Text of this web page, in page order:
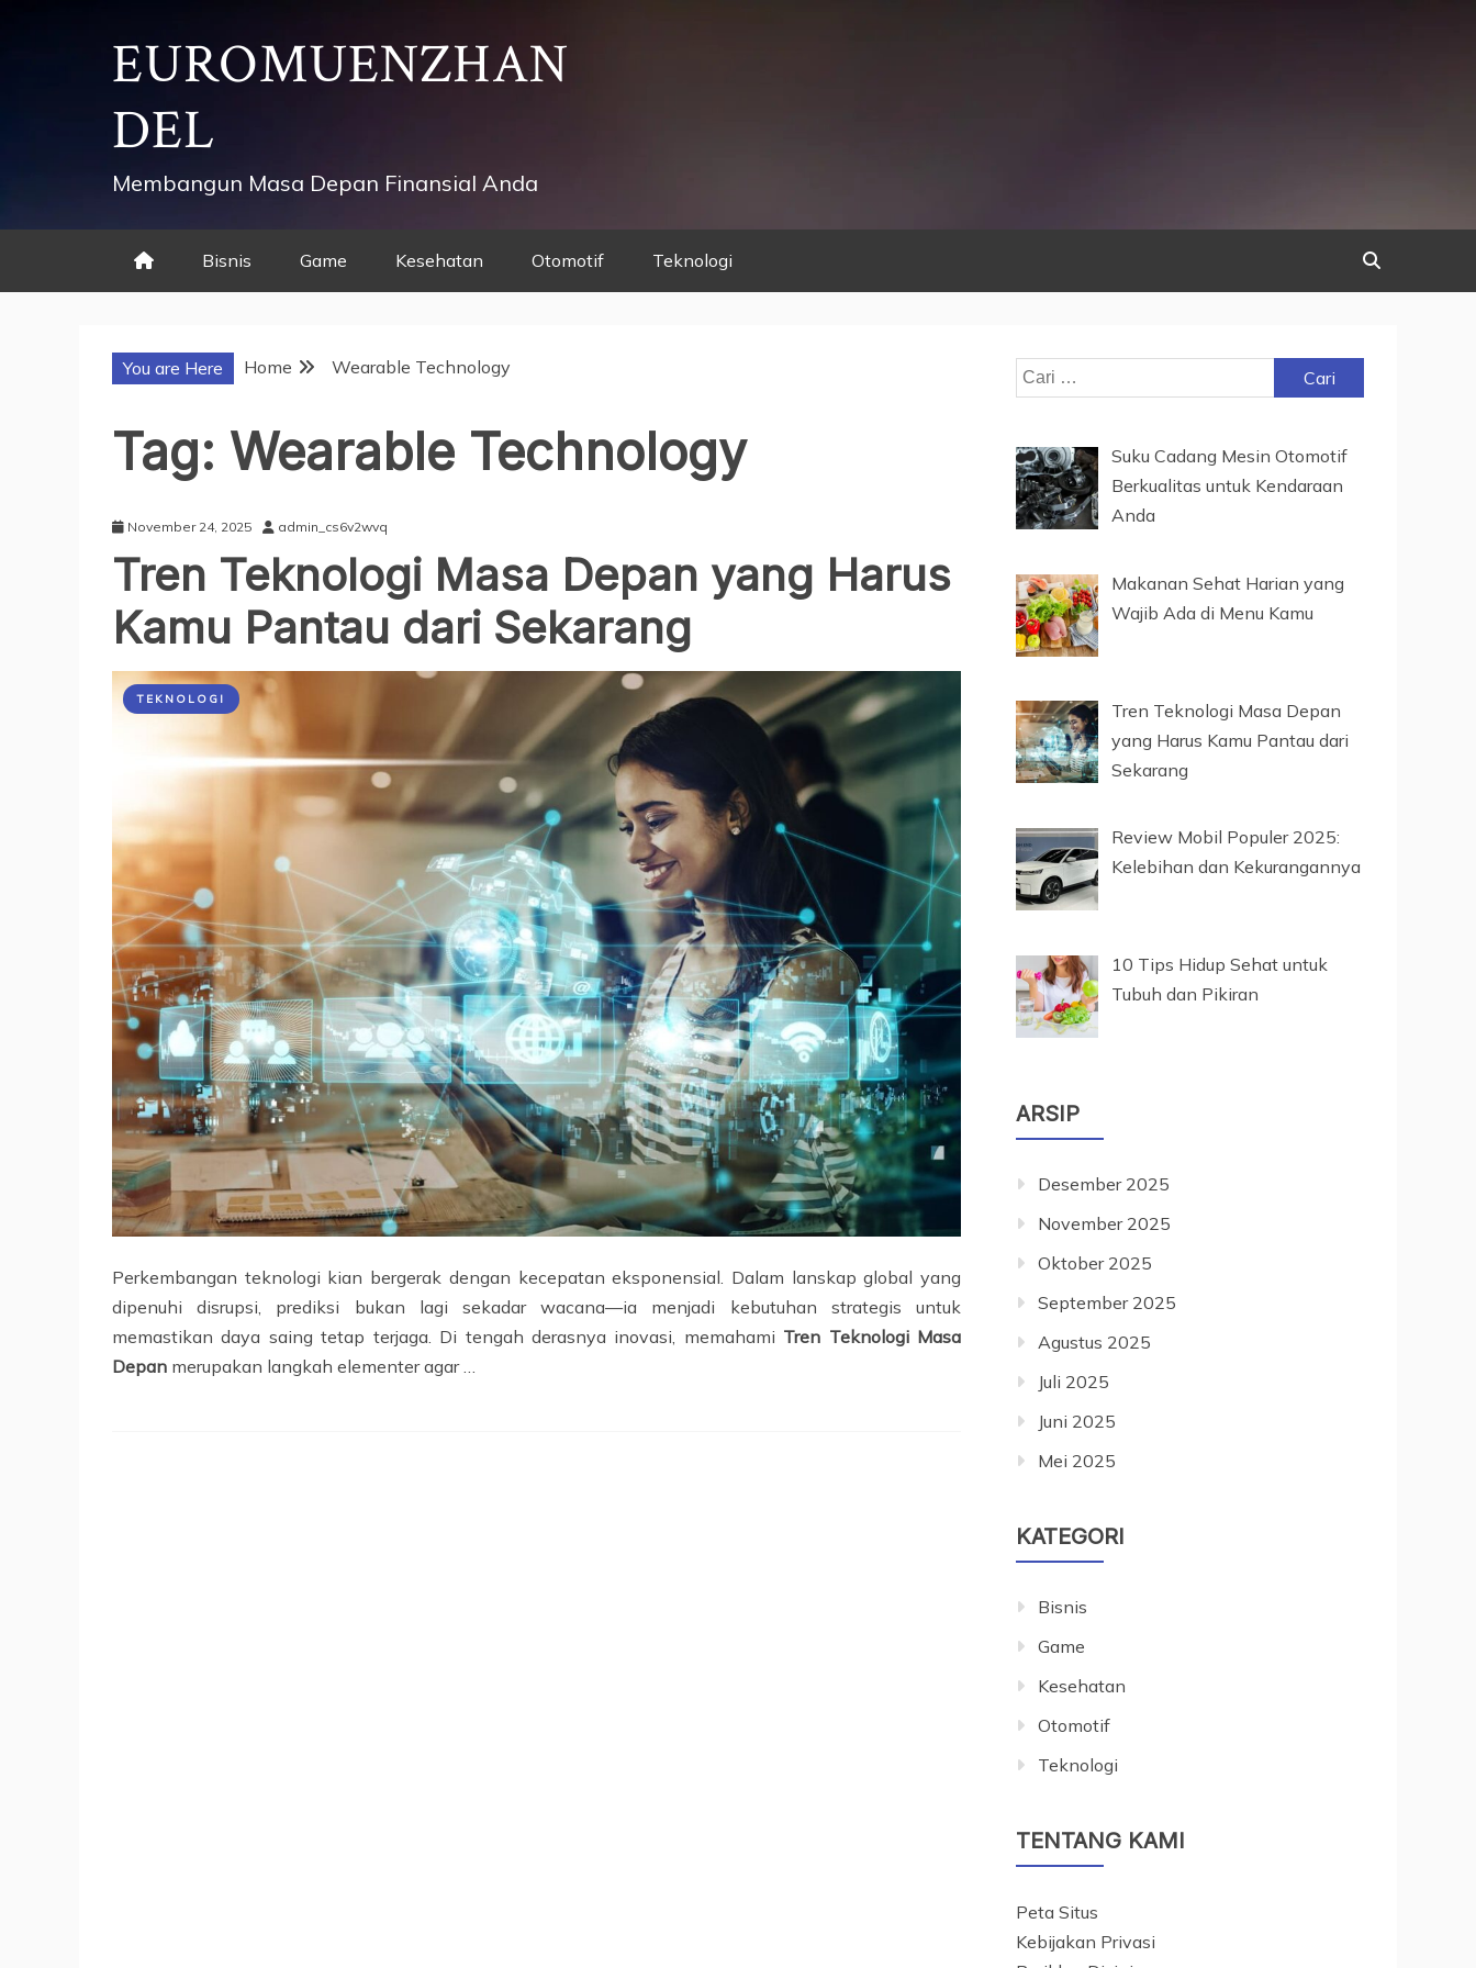
EUROMUENZHAN
DEL
Membangun Masa Depan Finansial Anda
Bisnis Game Kesehatan Otomotif Teknologi
You are Here Home Wearable Technology
Tag: Wearable Technology
November 24, 2025 admin_cs6v2wvq
Tren Teknologi Masa Depan yang Harus
Kamu Pantau dari Sekarang
TEKNOLOGI
Perkembangan teknologi kian bergerak dengan kecepatan eksponensial. Dalam lanskap global yang
dipenuhi disrupsi, prediksi bukan lagi sekadar wacana—ia menjadi kebutuhan strategis untuk
memastikan daya saing tetap terjaga. Di tengah derasnya inovasi, memahami Tren Teknologi Masa
Depan merupakan langkah elementer agar …
Cari
untuk:
Suku Cadang Mesin Otomotif
Berkualitas untuk Kendaraan
Anda
Makanan Sehat Harian yang
Wajib Ada di Menu Kamu
Tren Teknologi Masa Depan
yang Harus Kamu Pantau dari
Sekarang
Review Mobil Populer 2025:
Kelebihan dan Kekurangannya
10 Tips Hidup Sehat untuk
Tubuh dan Pikiran
ARSIP
Desember 2025
November 2025
Oktober 2025
September 2025
Agustus 2025
Juli 2025
Juni 2025
Mei 2025
KATEGORI
Bisnis
Game
Kesehatan
Otomotif
Teknologi
TENTANG KAMI
Peta Situs
Kebijakan Privasi